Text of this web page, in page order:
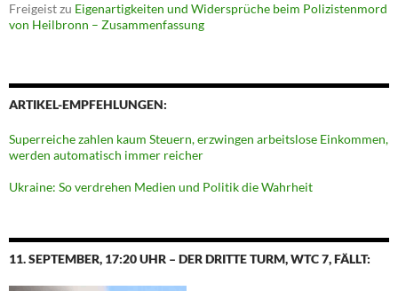
Freigeistzu Eigenartigkeiten und Widersprüche beim Polizistenmord
von Heilbronn – Zusammenfassung
ARTIKEL-EMPFEHLUNGEN:
Superreiche zahlen kaum Steuern, erzwingen arbeitslose Einkommen,
werden automatisch immer reicher
Ukraine: So verdrehen Medien und Politik die Wahrheit
11. SEPTEMBER, 17:20 UHR – DER DRITTE TURM, WTC 7, FÄLLT: